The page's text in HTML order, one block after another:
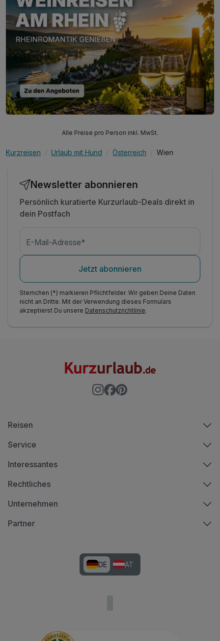
Alle Preise pro Person inkl. MwSt.
Kurzreisen Urlaub mit Hund Österreich Wien
Newsletter abonnieren
Persönlich kuratierte Kurzurlaub-Deals direkt in
dein Postfach
E-Mail-Adresse*
Jetzt abonnieren
Sternchen (*) markieren Pflichtfelder. Wir geben Deine Daten
nicht an Dritte. Mit der Verwendung dieses Formulars
akzeptierst Du unsere Datenschutzrichtlinie.
Reisen
Service
Interessantes
Rechtliches
Unternehmen
Partner
DE AT